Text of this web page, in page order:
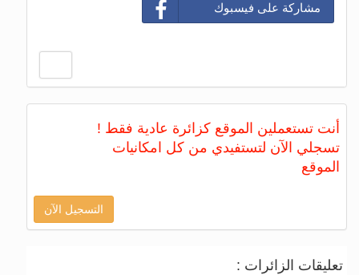
مشاركة على فيسبوك
أنت تستعملين الموقع كزائرة عادية فقط !
تسجلي الآن لتستفيدي من كل امكانيات
الموقع
التسجيل الآن
تعليقات الزائرات :